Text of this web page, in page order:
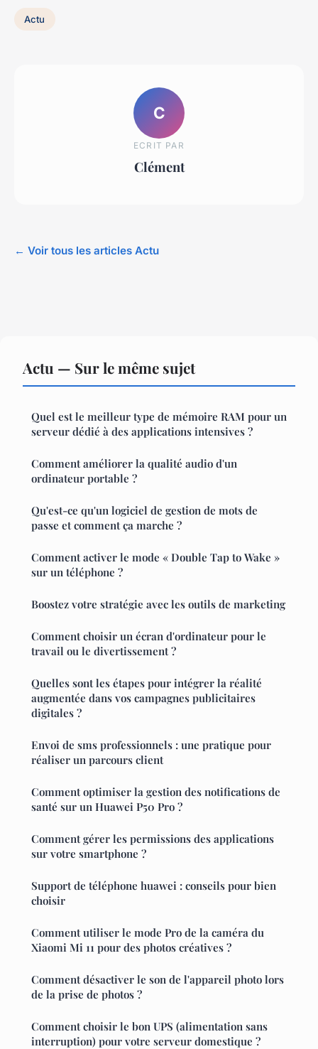
Actu
C
ECRIT PAR
Clément
← Voir tous les articles Actu
Actu — Sur le même sujet
Quel est le meilleur type de mémoire RAM pour un
serveur dédié à des applications intensives ?
Comment améliorer la qualité audio d'un
ordinateur portable ?
Qu'est-ce qu'un logiciel de gestion de mots de
passe et comment ça marche ?
Comment activer le mode « Double Tap to Wake »
sur un téléphone ?
Boostez votre stratégie avec les outils de marketing
Comment choisir un écran d'ordinateur pour le
travail ou le divertissement ?
Quelles sont les étapes pour intégrer la réalité
augmentée dans vos campagnes publicitaires
digitales ?
Envoi de sms professionnels : une pratique pour
réaliser un parcours client
Comment optimiser la gestion des notifications de
santé sur un Huawei P50 Pro ?
Comment gérer les permissions des applications
sur votre smartphone ?
Support de téléphone huawei : conseils pour bien
choisir
Comment utiliser le mode Pro de la caméra du
Xiaomi Mi 11 pour des photos créatives ?
Comment désactiver le son de l'appareil photo lors
de la prise de photos ?
Comment choisir le bon UPS (alimentation sans
interruption) pour votre serveur domestique ?